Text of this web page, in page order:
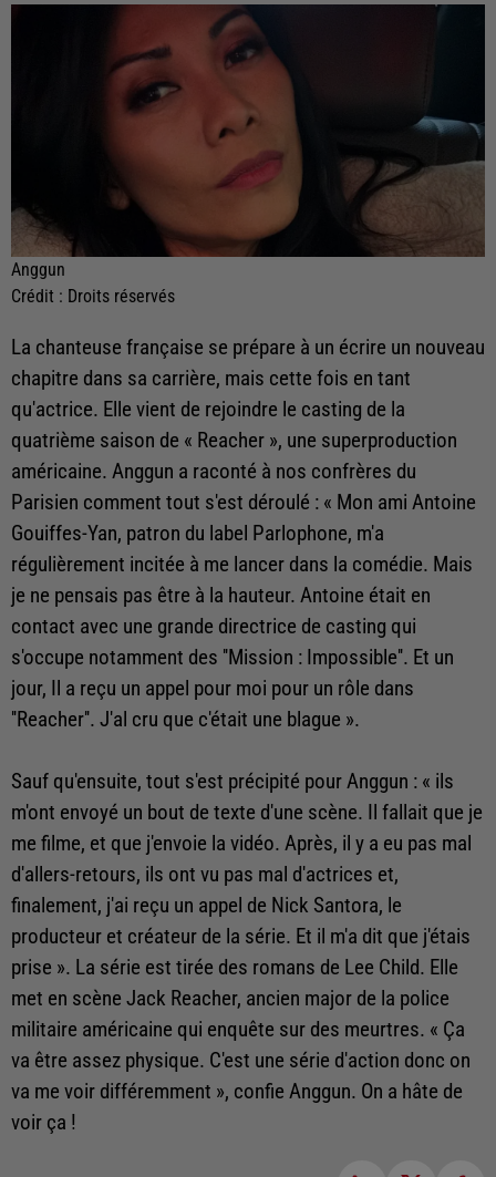
Anggun
Crédit : Droits réservés
La chanteuse française se prépare à un écrire un nouveau
chapitre dans sa carrière, mais cette fois en tant
qu'actrice. Elle vient de rejoindre le casting de la
quatrième saison de « Reacher », une superproduction
américaine. Anggun a raconté à nos confrères du
Parisien comment tout s'est déroulé : « Mon ami Antoine
Gouiffes-Yan, patron du label Parlophone, m'a
régulièrement incitée à me lancer dans la comédie. Mais
je ne pensais pas être à la hauteur. Antoine était en
contact avec une grande directrice de casting qui
s'occupe notamment des ''Mission : Impossible''. Et un
jour, Il a reçu un appel pour moi pour un rôle dans
''Reacher''. J'al cru que c'était une blague ».
Sauf qu'ensuite, tout s'est précipité pour Anggun : « ils
m'ont envoyé un bout de texte d'une scène. Il fallait que je
me filme, et que j'envoie la vidéo. Après, il y a eu pas mal
d'allers-retours, ils ont vu pas mal d'actrices et,
finalement, j'ai reçu un appel de Nick Santora, le
producteur et créateur de la série. Et il m'a dit que j'étais
prise ». La série est tirée des romans de Lee Child. Elle
met en scène Jack Reacher, ancien major de la police
militaire américaine qui enquête sur des meurtres. « Ça
va être assez physique. C'est une série d'action donc on
va me voir différemment », confie Anggun. On a hâte de
voir ça !